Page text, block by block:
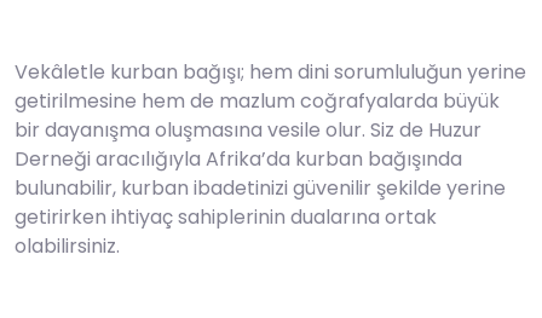
Vekâletle kurban bağışı; hem dini sorumluluğun yerine
getirilmesine hem de mazlum coğrafyalarda büyük
bir dayanışma oluşmasına vesile olur. Siz de Huzur
Derneği aracılığıyla Afrika’da kurban bağışında
bulunabilir, kurban ibadetinizi güvenilir şekilde yerine
getirirken ihtiyaç sahiplerinin dualarına ortak
olabilirsiniz.